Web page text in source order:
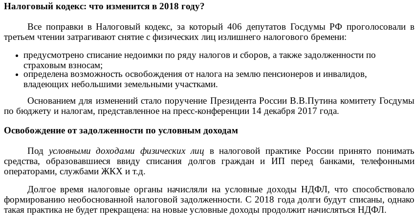
Налоговый кодекс: что изменится в 2018 году?
Все поправки в Налоговый кодекс, за который 406 депутатов Госдумы РФ проголосовали в
третьем чтении затрагивают снятие с физических лиц излишнего налогового бремени:
предусмотрено списание недоимки по ряду налогов и сборов, а также задолженности по
страховым взносам;
определена возможность освобождения от налога на землю пенсионеров и инвалидов,
владеющих небольшими земельными участками.
Основанием для изменений стало поручение Президента России В.В.Путина комитету Госдумы
по бюджету и налогам, представленное на пресс-конференции 14 декабря 2017 года.
Освобождение от задолженности по условным доходам
Под условными доходами физических лиц в налоговой практике России принято понимать
средства, образовавшиеся ввиду списания долгов граждан и ИП перед банками, телефонными
операторами, службами ЖКХ и т.д.
Долгое время налоговые органы начисляли на условные доходы НДФЛ, что способствовало
формированию необоснованной налоговой задолженности. С 2018 года долги будут списаны, однако
такая практика не будет прекращена: на новые условные доходы продолжит начисляться НДФЛ.